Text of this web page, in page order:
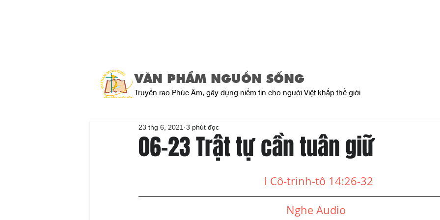
VĂN PHẨM NGUỒN SỐNG
Truyền rao Phúc Âm, gây dựng niềm tin cho người Việt khắp thế giới
06-23 Trật tự cần tuân giữ
23 thg 6, 2021 3 phút đọc
I Cô-trinh-tô 14:26-32
Nghe Audio